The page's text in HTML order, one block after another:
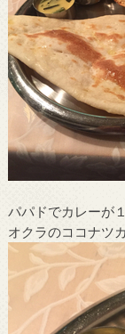
パパドでカレーが
オクラのココナツ